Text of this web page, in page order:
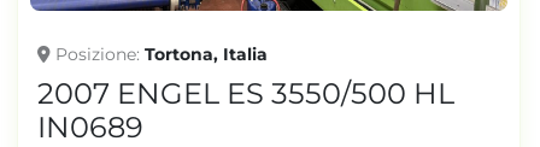
Posizione Tortona, Italia
2007 ENGEL ES 3550/500 HL
IN0689